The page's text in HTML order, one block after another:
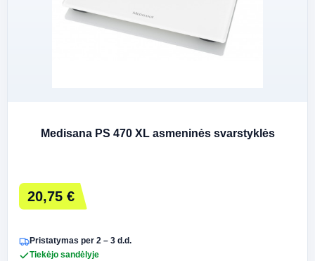
Medisana PS 470 XL asmeninės svarstyklės
20,75 €
Pristatymas per 2 – 3 d.d.
Tiekėjo sandėlyje